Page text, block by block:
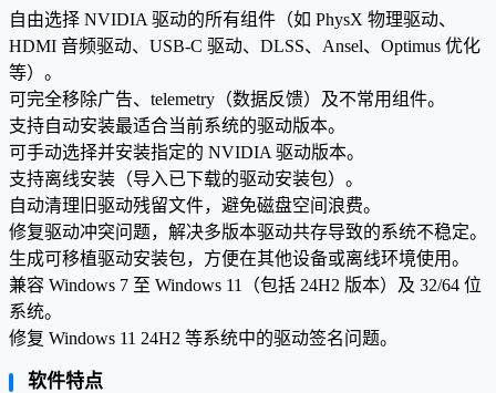
自由选择 NVIDIA 驱动的所有组件（如 PhysX 物理驱动、
HDMI 音频驱动、USB-C 驱动、DLSS、Ansel、Optimus 优化
等）。
可完全移除广告、telemetry（数据反馈）及不常用组件。
支持自动安装最适合当前系统的驱动版本。
可手动选择并安装指定的 NVIDIA 驱动版本。
支持离线安装（导入已下载的驱动安装包）。
自动清理旧驱动残留文件，避免磁盘空间浪费。
修复驱动冲突问题，解决多版本驱动共存导致的系统不稳定。
生成可移植驱动安装包，方便在其他设备或离线环境使用。
兼容 Windows 7 至 Windows 11（包括 24H2 版本）及 32/64 位
系统。
修复 Windows 11 24H2 等系统中的驱动签名问题。
软件特点